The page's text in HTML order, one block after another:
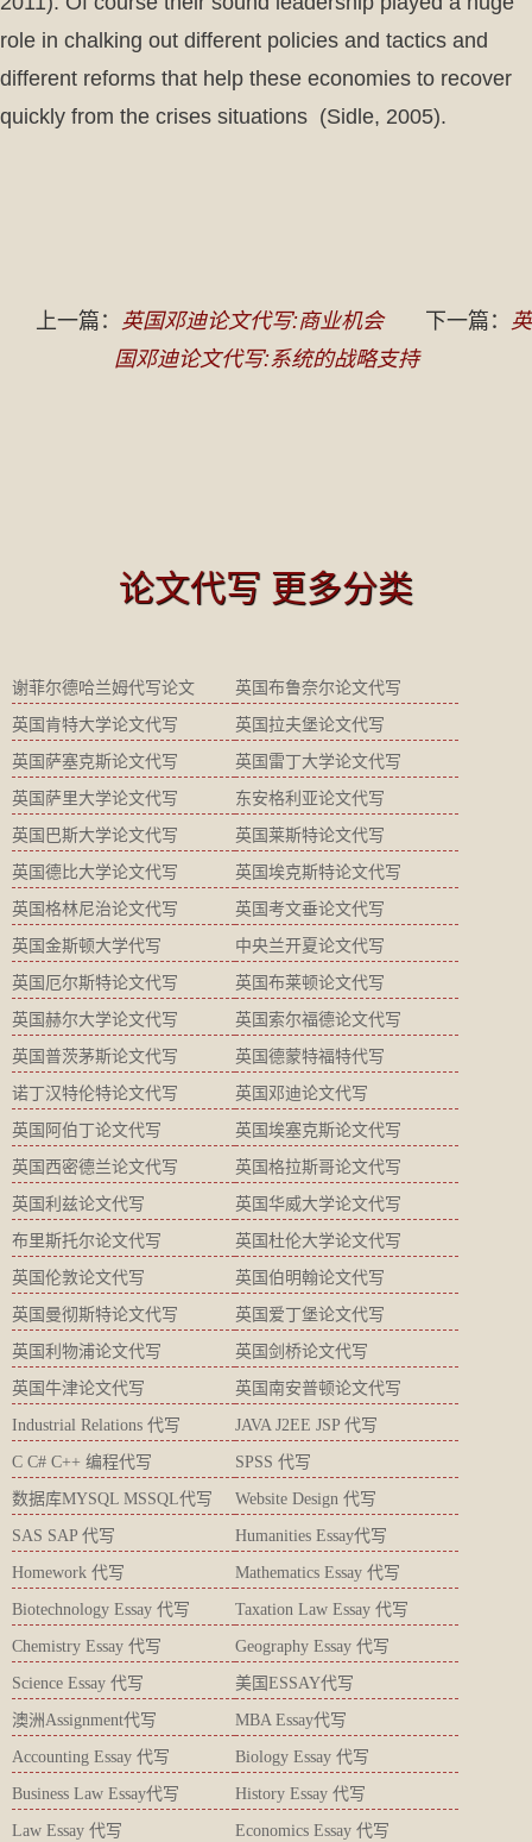
role in chalking out different policies and tactics and
different reforms that help these economies to recover
quickly from the crises situations (Sidle, 2005).
上一篇： 英国邓迪论文代写:商业机会 下一篇： 英
国邓迪论文代写:系统的战略支持
论文代写 更多分类
谢菲尔德哈兰姆代写论文 英国布鲁奈尔论文代写
英国肯特大学论文代写 英国拉夫堡论文代写
英国萨塞克斯论文代写 英国雷丁大学论文代写
英国萨里大学论文代写 东安格利亚论文代写
英国巴斯大学论文代写 英国莱斯特论文代写
英国德比大学论文代写 英国埃克斯特论文代写
英国格林尼治论文代写 英国考文垂论文代写
英国金斯顿大学代写 中央兰开夏论文代写
英国厄尔斯特论文代写 英国布莱顿论文代写
英国赫尔大学论文代写 英国索尔福德论文代写
英国普茨茅斯论文代写 英国德蒙特福特代写
诺丁汉特伦特论文代写 英国邓迪论文代写
英国阿伯丁论文代写 英国埃塞克斯论文代写
英国西密德兰论文代写 英国格拉斯哥论文代写
英国利兹论文代写 英国华威大学论文代写
布里斯托尔论文代写 英国杜伦大学论文代写
英国伦敦论文代写 英国伯明翰论文代写
英国曼彻斯特论文代写 英国爱丁堡论文代写
英国利物浦论文代写 英国剑桥论文代写
英国牛津论文代写 英国南安普顿论文代写
Industrial Relations 代写 JAVA J2EE JSP 代写
C C# C++ 编程代写 SPSS 代写
数据库MYSQL MSSQL代写 Website Design 代写
SAS SAP 代写 Humanities Essay代写
Homework 代写 Mathematics Essay 代写
Biotechnology Essay 代写 Taxation Law Essay 代写
Chemistry Essay 代写 Geography Essay 代写
Science Essay 代写 美国ESSAY代写
澳洲Assignment代写 MBA Essay代写
Accounting Essay 代写 Biology Essay 代写
Business Law Essay代写 History Essay 代写
Law Essay 代写 Economics Essay 代写